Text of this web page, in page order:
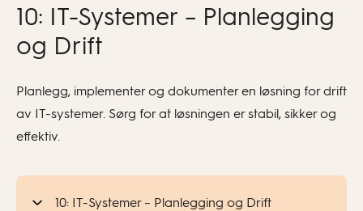
10: IT-Systemer – Planlegging
og Drift
Planlegg, implementer og dokumenter en løsning for drift
av IT-systemer. Sørg for at løsningen er stabil, sikker og
effektiv.
10: IT-Systemer – Planlegging og Drift